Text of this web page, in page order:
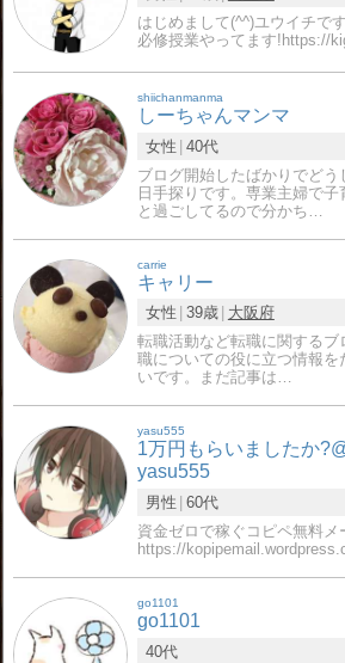
はじめまして(^^)ユウイチで
必修授業やってます!https://
shiichanmanma
しーちゃんマンマ
女性 40代
ブログ開始したばかりでど
日手探りです。専業主婦で子
と過ごしてるので分かち…
carrie
キャリー
女性 39歳
大阪府
転職活動など転職に関する
職についての役に立つ情報を
いです。まだ記事は…
yasu555
1万円もらいましたか
yasu555
男性 60代
資金ゼロで稼ぐコピペ無料メ
https://
go1101
go1101
40代